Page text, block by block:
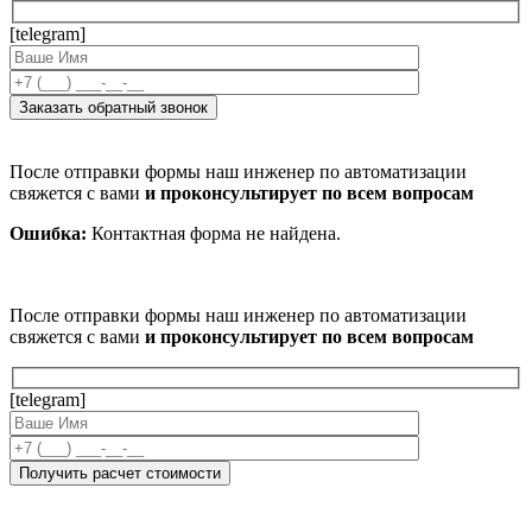
[telegram]
После отправки формы наш инженер по автоматизации
свяжется с вами и проконсультирует по всем вопросам
Ошибка: Контактная форма не найдена.
После отправки формы наш инженер по автоматизации
свяжется с вами и проконсультирует по всем вопросам
[telegram]